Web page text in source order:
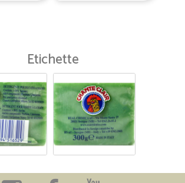
Etichette